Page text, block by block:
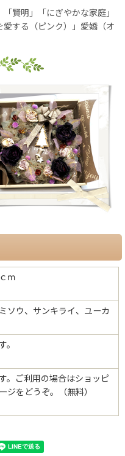
「賢明」「にぎやかな家庭」
愛する（ピンク）」愛嬌（オ
ｍ
ソウ、サンキライ、ユーカ
。ご利用の場合はショッピ
ジをどうぞ。（無料）